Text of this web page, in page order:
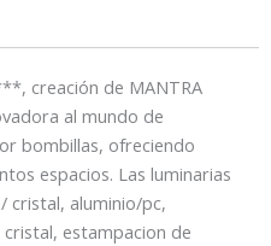
creación de MANTRA
al mundo de
bombillas, ofreciendo
espacios. Las luminarias
cristal, aluminio/pc,
estampacion de